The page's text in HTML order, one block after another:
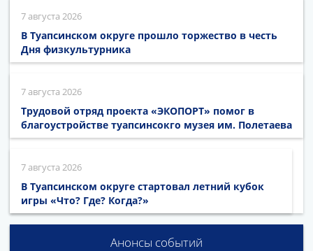
7 августа 2026
В Туапсинском округе прошло торжество в честь
Дня физкультурника
7 августа 2026
Трудовой отряд проекта «ЭКОПОРТ» помог в
благоустройстве туапсинсокго музея им. Полетаева
7 августа 2026
В Туапсинском округе стартовал летний кубок
игры «Что? Где? Когда?»
Анонсы событий